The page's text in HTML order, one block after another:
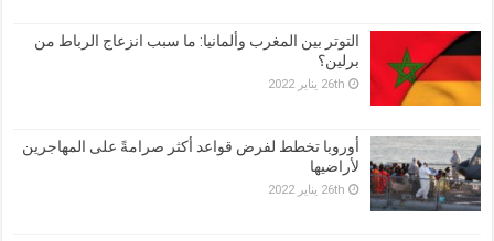
التوتر بين المغرب وألمانيا: ما سبب انزعاج الرباط من
برلين؟
26th يناير 2022
أوروبا تخطط لفرض قواعد أكثر صرامةً على المهاجرين
لأراضيها
26th يناير 2022